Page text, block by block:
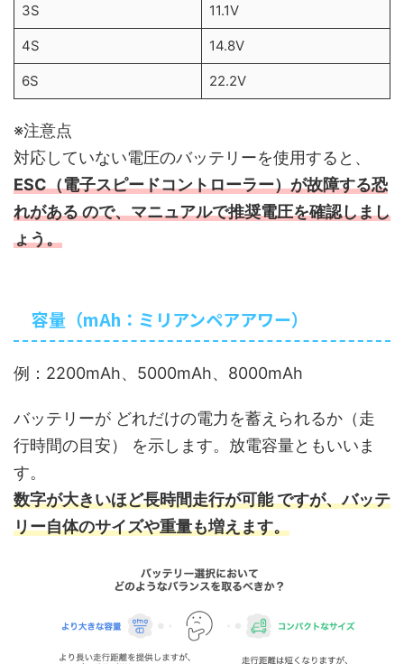
3S 11.1V
4S 14.8V
6S 22.2V
※注意点
対応していない電圧のバッテリーを使用すると、
ESC（電子スピードコントローラー）が故障する恐
れがある ので、マニュアルで推奨電圧を確認しまし
ょう。
容量（mAh：ミリアンペアアワー）
例：2200mAh、5000mAh、8000mAh
バッテリーが どれだけの電力を蓄えられるか（走
行時間の目安） を示します。放電容量ともいいま
す。
数字が大きいほど長時間走行が可能 ですが、バッテ
リー自体のサイズや重量も増えます。